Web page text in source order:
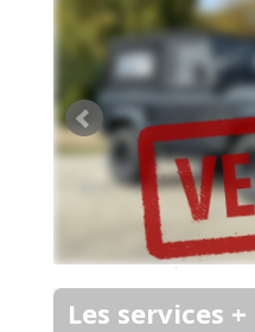
Les services +